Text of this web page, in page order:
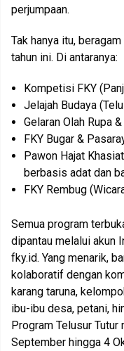
perjumpaan.
Tak hanya itu,
tahun ini. Di antaranya:
Kompetisi FKY
Jelajah Budaya
Gelaran Olah Rupa
FKY Bugar &
Pawon Hajat
berbasis adat dan
FKY Rembug
Semua program
dipantau melalui akun
fky.id. Yang menarik,
kolaboratif dengan
karang taruna,
ibu-ibu desa, petani,
Program Telusur
September hingga 4